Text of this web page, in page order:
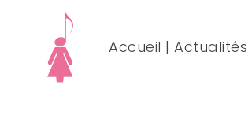
Accueil | Actualités